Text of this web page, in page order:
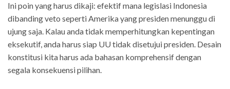
Ini poin yang harus dikaji: efektif mana legislasi Indonesia
dibanding veto seperti Amerika yang presiden menunggu di
ujung saja. Kalau anda tidak memperhitungkan kepentingan
eksekutif, anda harus siap UU tidak disetujui presiden. Desain
konstitusi kita harus ada bahasan komprehensif dengan
segala konsekuensi pilihan.